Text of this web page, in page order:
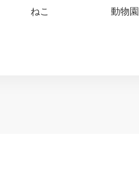
ねこ 動物園